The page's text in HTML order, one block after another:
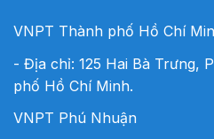
VNPT Thành phố Hồ Chí
- Địa chỉ: 125 Hai Bà Trưng,
phố Hồ Chí Minh.
VNPT Phú Nhuận